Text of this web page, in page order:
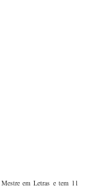
em Letras e tem 11